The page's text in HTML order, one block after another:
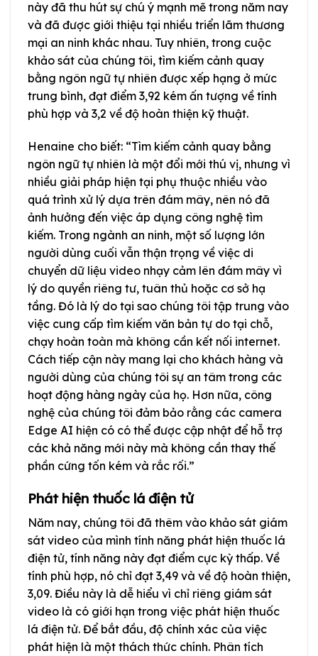
này đã thu hút sự chú ý mạnh mẽ trong năm nay
và đã được giới thiệu tại nhiều triển lãm thương
mại an ninh khác nhau. Tuy nhiên, trong cuộc
khảo sát của chúng tôi, tìm kiếm cảnh quay
bằng ngôn ngữ tự nhiên được xếp hạng ở mức
trung bình, đạt điểm 3,92 kém ấn tượng về tính
phù hợp và 3,2 về độ hoàn thiện kỹ thuật.
Henaine cho biết: “Tìm kiếm cảnh quay bằng
ngôn ngữ tự nhiên là một đổi mới thú vị, nhưng vì
nhiều giải pháp hiện tại phụ thuộc nhiều vào
quá trình xử lý dựa trên đám mây, nên nó đã
ảnh hưởng đến việc áp dụng công nghệ tìm
kiếm. Trong ngành an ninh, một số lượng lớn
người dùng cuối vẫn thận trọng về việc di
chuyển dữ liệu video nhạy cảm lên đám mây vì
lý do quyền riêng tư, tuân thủ hoặc cơ sở hạ
tầng. Đó là lý do tại sao chúng tôi tập trung vào
việc cung cấp tìm kiếm văn bản tự do tại chỗ,
chạy hoàn toàn mà không cần kết nối internet.
Cách tiếp cận này mang lại cho khách hàng và
người dùng của chúng tôi sự an tâm trong các
hoạt động hàng ngày của họ. Hơn nữa, công
nghệ của chúng tôi đảm bảo rằng các camera
Edge AI hiện có có thể được cập nhật để hỗ trợ
các khả năng mới này mà không cần thay thế
phần cứng tốn kém và rắc rối.”
Phát hiện thuốc lá điện tử
Năm nay, chúng tôi đã thêm vào khảo sát giám
sát video của mình tính năng phát hiện thuốc lá
điện tử, tính năng này đạt điểm cực kỳ thấp. Về
tính phù hợp, nó chỉ đạt 3,49 và về độ hoàn thiện,
3,09. Điều này là dễ hiểu vì chỉ riêng giám sát
video là có giới hạn trong việc phát hiện thuốc
lá điện tử. Để bắt đầu, độ chính xác của việc
phát hiện là một thách thức chính. Phân tích